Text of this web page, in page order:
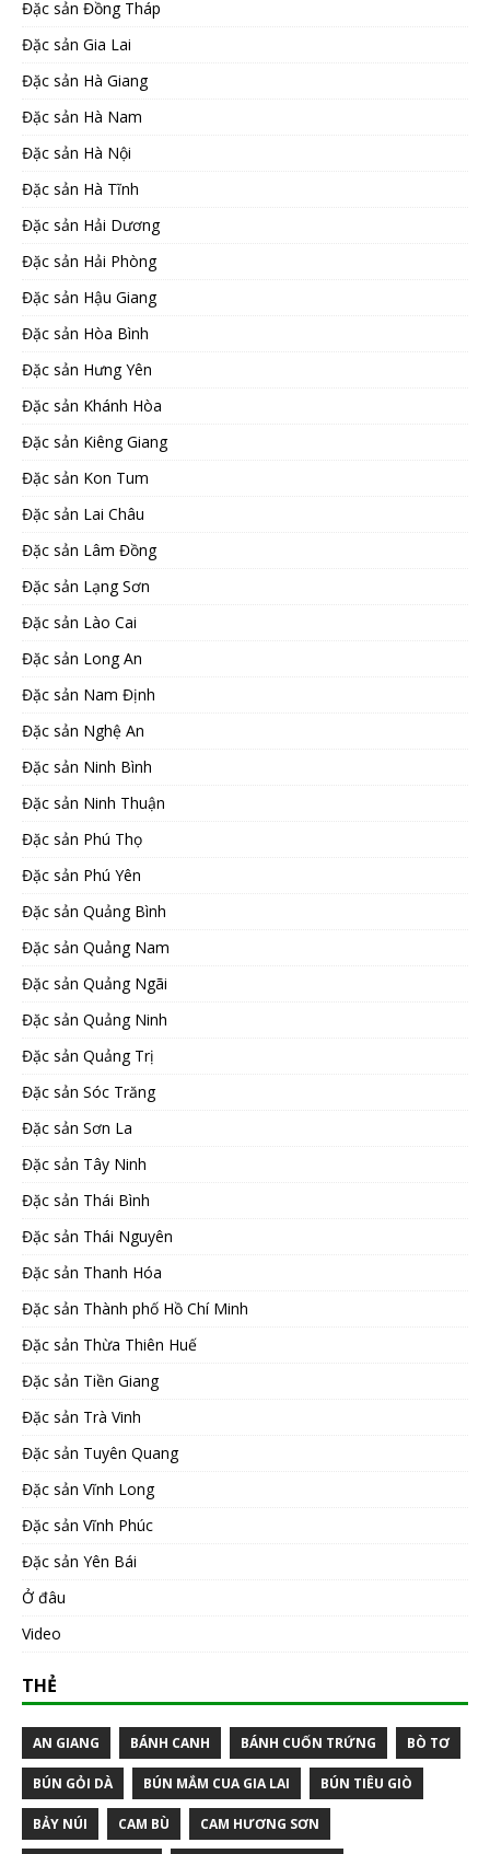
Đặc sản Đồng Tháp
Đặc sản Gia Lai
Đặc sản Hà Giang
Đặc sản Hà Nam
Đặc sản Hà Nội
Đặc sản Hà Tĩnh
Đặc sản Hải Dương
Đặc sản Hải Phòng
Đặc sản Hậu Giang
Đặc sản Hòa Bình
Đặc sản Hưng Yên
Đặc sản Khánh Hòa
Đặc sản Kiêng Giang
Đặc sản Kon Tum
Đặc sản Lai Châu
Đặc sản Lâm Đồng
Đặc sản Lạng Sơn
Đặc sản Lào Cai
Đặc sản Long An
Đặc sản Nam Định
Đặc sản Nghệ An
Đặc sản Ninh Bình
Đặc sản Ninh Thuận
Đặc sản Phú Thọ
Đặc sản Phú Yên
Đặc sản Quảng Bình
Đặc sản Quảng Nam
Đặc sản Quảng Ngãi
Đặc sản Quảng Ninh
Đặc sản Quảng Trị
Đặc sản Sóc Trăng
Đặc sản Sơn La
Đặc sản Tây Ninh
Đặc sản Thái Bình
Đặc sản Thái Nguyên
Đặc sản Thanh Hóa
Đặc sản Thành phố Hồ Chí Minh
Đặc sản Thừa Thiên Huế
Đặc sản Tiền Giang
Đặc sản Trà Vinh
Đặc sản Tuyên Quang
Đặc sản Vĩnh Long
Đặc sản Vĩnh Phúc
Đặc sản Yên Bái
Ở đâu
Video
THẺ
AN GIANG BÁNH CANH BÁNH CUỐN TRỨNG BÒ TƠ
BÚN GỎI DÀ BÚN MẮM CUA GIA LAI BÚN TIÊU GIÒ
BẢY NÚI CAM BÙ CAM HƯƠNG SƠN